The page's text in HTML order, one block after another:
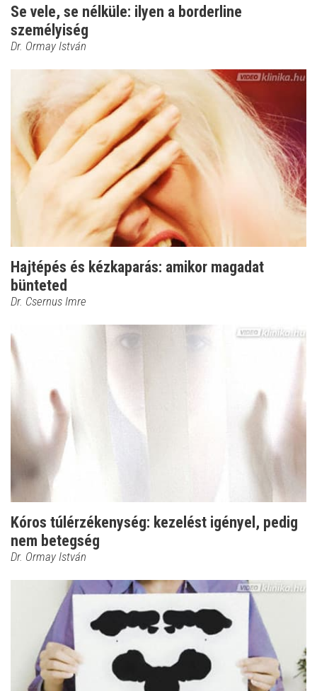
Se vele, se nélküle: ilyen a borderline
személyiség
Dr. Ormay István
Hajtépés és kézkaparás: amikor magadat
bünteted
Dr. Csernus Imre
Kóros túlérzékenység: kezelést igényel, pedig
nem betegség
Dr. Ormay István